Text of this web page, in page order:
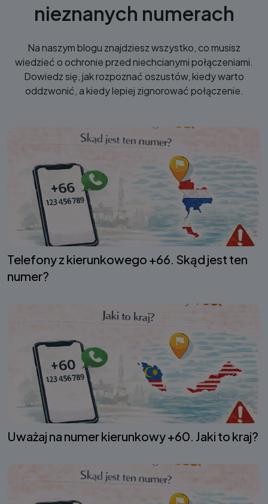
nieznanych numerach
Na naszym blogu znajdziesz wszystko, co musisz
wiedzieć o ochronie przed niechcianymi połączeniami.
Dowiedz się, jak rozpoznać oszustów, kiedy warto
oddzwonić, a kiedy lepiej zignorować połączenie.
Telefony z kierunkowego +66. Skąd jest ten
numer?
Uważaj na numer kierunkowy +60. Jaki to kraj?